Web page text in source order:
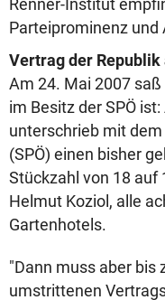
Renner-Institut
Parteiprominenz und
Vertrag der
Am 24. Mai 2007
im Besitz der SPÖ
unterschrieb mit
(SPÖ) einen bisher
Stückzahl von 18 auf
Helmut Koziol, alle
Gartenhotels.
"Dann muss aber bis
umstrittenen